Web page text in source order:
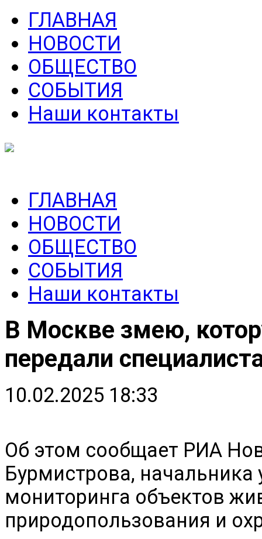
ГЛАВНАЯ
НОВОСТИ
ОБЩЕСТВО
СОБЫТИЯ
Наши контакты
ГЛАВНАЯ
НОВОСТИ
ОБЩЕСТВО
СОБЫТИЯ
Наши контакты
В Москве змею,
передали
10.02.2025 18:33
Об этом сообщает РИА
Бурмистрова,
мониторинга объектов
природопользования и